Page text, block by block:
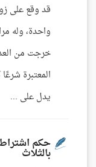
قد وقع على
واحدة، وله
خرجت من
المعتبرة
يدل على ...
حكم اشتراط
بالثلاث